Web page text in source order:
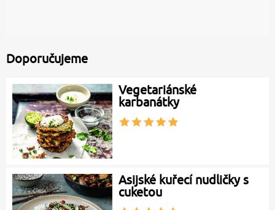
Doporučujeme
Vegetariánské
karbanátky
Asijské kuřecí nudličky s
cuketou